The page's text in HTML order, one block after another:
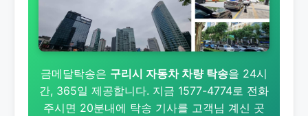
금메달탁송은 구리시 자동차 차량 탁송을 24시
간, 365일 제공합니다. 지금 1577-4774로 전화
주시면 20분내에 탁송 기사를 고객님 계신 곳